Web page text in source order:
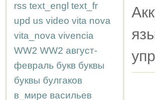
rss text_engl text_fr
upd us video vita nova
vita_nova vivencia
WW2 WW2 август-
февраль букв буквы
буквы булгаков
в_мире васильев